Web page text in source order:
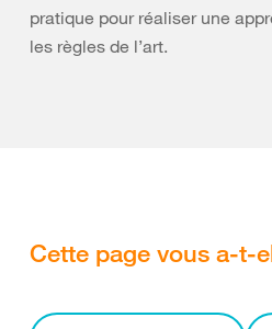
pratique pour réaliser une
les règles de l’art.
Cette page vous a-t-